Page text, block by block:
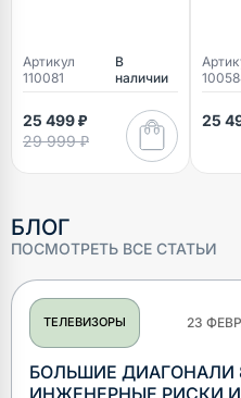
Артикул
110081
В
наличии
25 499 ₽
29 999 ₽
25
БЛОГ
ПОСМОТРЕТЬ ВСЕ СТАТЬИ
ТЕЛЕВИЗОРЫ 23
БОЛЬШИЕ ДИАГОНАЛИ
ИНЖЕНЕРНЫЕ РИСКИ И